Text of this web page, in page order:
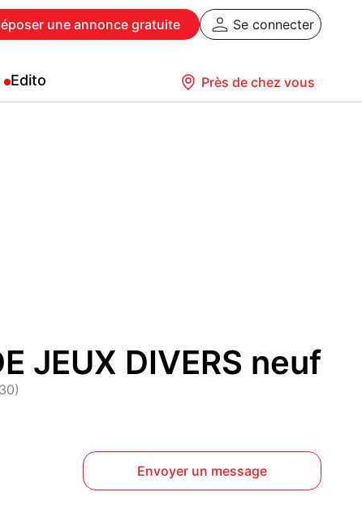
une annonce gratuite Se connecter
Edito Près de chez vous
JEUX DIVERS neuf
Envoyer un message